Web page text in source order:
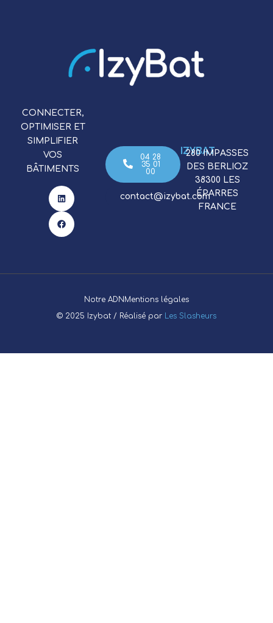
CONNECTER,
OPTIMISER ET
SIMPLIFIER
VOS
BÂTIMENTS
04 28
35 01
00
contact@izybat.com
IZYBAT
​280 IMPASSES
DES BERLIOZ
38300 LES
ÉPARRES
FRANCE
Notre ADNMentions légales
© 2025 Izybat / Réalisé par Les Slasheurs